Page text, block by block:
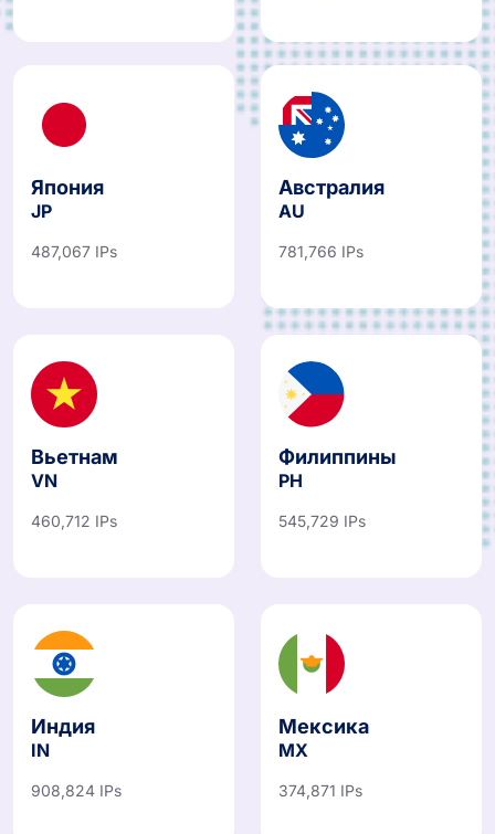
Япония
JP
487,067 IPs
Австралия
AU
781,766 IPs
Вьетнам
VN
460,712 IPs
Филиппины
PH
545,729 IPs
Индия
IN
908,824 IPs
Мексика
MX
374,871 IPs